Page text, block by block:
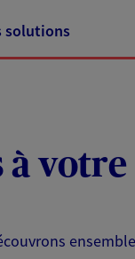
solutions
à